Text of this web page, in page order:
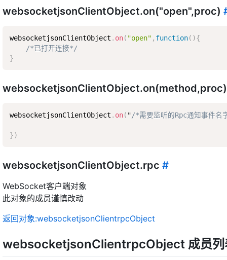
websocketjsonClientObject.on("open",proc)
websocketjsonClientObject . on( "open" , function( ){
/*已打开连接*/
}
websocketjsonClientObject . on( "/*需要监听的Rpc通知事件名
})
websocketjsonClientObject.rpc #
WebSocket客户端对象
此对象的成员谨慎改动
返回对象:websocketjsonClientrpcObject
websocketjsonClientrpcObject 成员